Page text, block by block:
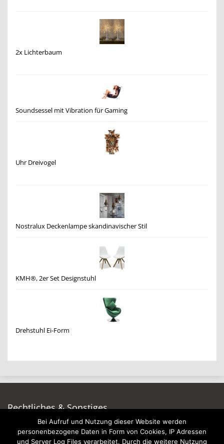
2x Lichterbaum
Soundsessel mit Vibration für Gaming
Uhr Dreivogel
Nostralux Deckenlampe skandinavischer Stil
KMH®, 2er Set Designstuhl
Drehstuhl Ei-Form
Rechtliches & Sonstiges
Auf dieser Seite werben
Datenschutzerklärung
Bei Aufruf und Nutzung dieser Website werden
personenbezogene Daten in Form von Cookies, IP Adressen
und Server Log Files verarbeitet. Durch die weitere Nutzung